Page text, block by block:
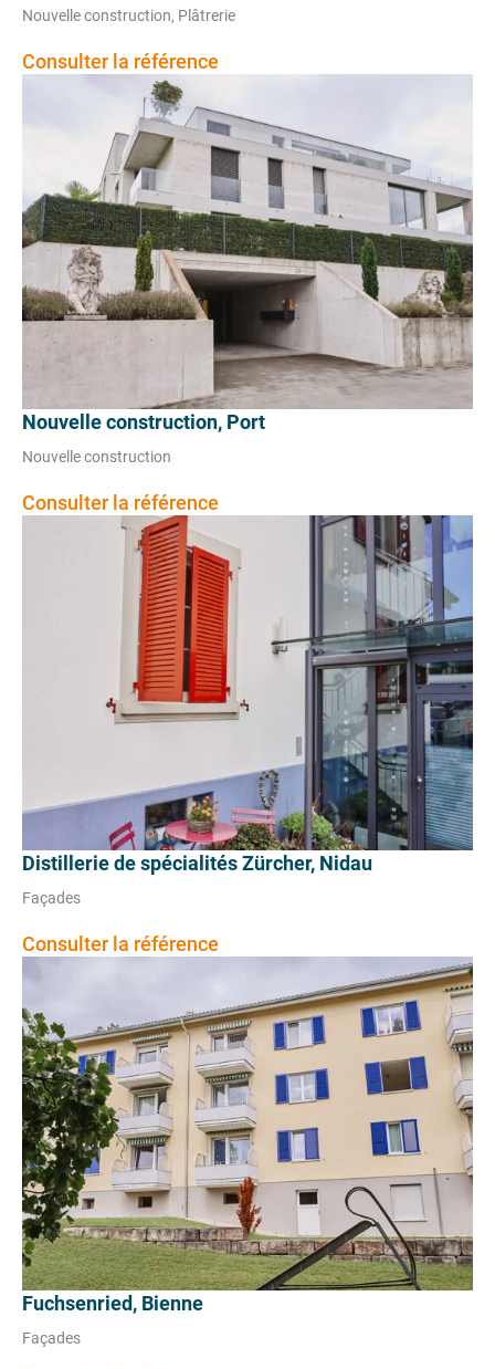
Nouvelle construction, Plâtrerie
Consulter la référence
Nouvelle construction, Port
Nouvelle construction
Consulter la référence
Distillerie de spécialités Zürcher, Nidau
Façades
Consulter la référence
Fuchsenried, Bienne
Façades